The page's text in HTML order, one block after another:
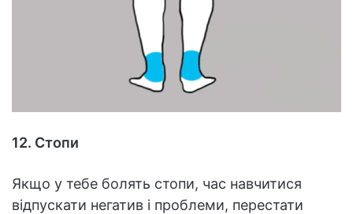
12. Стопи
Якщо у тебе болять стопи, час навчитися
відпускати негатив і проблеми, перестати